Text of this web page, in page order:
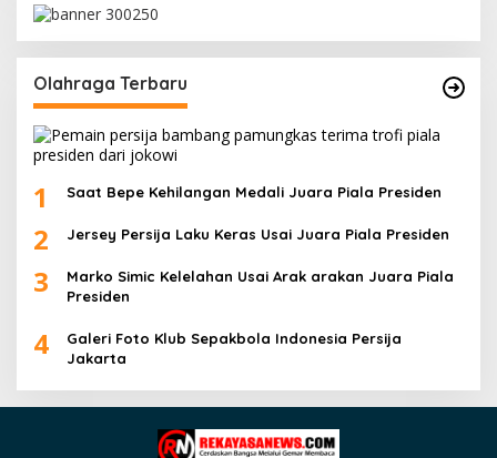
Olahraga Terbaru
1 Saat Bepe Kehilangan Medali Juara Piala Presiden
2 Jersey Persija Laku Keras Usai Juara Piala Presiden
3
Marko Simic Kelelahan Usai Arak arakan Juara Piala
Presiden
4
Galeri Foto Klub Sepakbola Indonesia Persija
Jakarta